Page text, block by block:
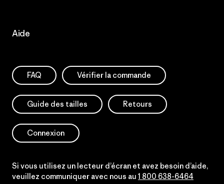
Aide
FAQ Vérifier la commande
Guide des tailles Retours
Connexion
Si vous utilisez un lecteur d’écran et avez besoin d’aide,
veuillez communiquer avec nous au 1 800 638-6464